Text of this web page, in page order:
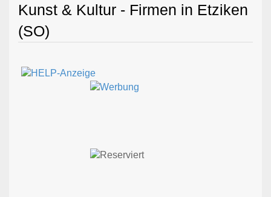
Kunst & Kultur - Firmen in Etziken
(SO)